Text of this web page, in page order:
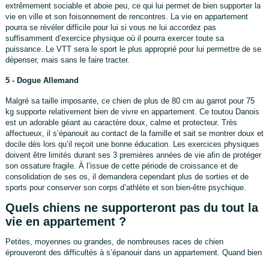
extrêmement sociable et aboie peu, ce qui lui permet de bien supporter la
vie en ville et son foisonnement de rencontres. La vie en appartement
pourra se révéler difficile pour lui si vous ne lui accordez pas
suffisamment d’exercice physique où il pourra exercer toute sa
puissance. Le VTT sera le sport le plus approprié pour lui permettre de se
dépenser, mais sans le faire tracter.
5 - Dogue Allemand
Malgré sa taille imposante, ce chien de plus de 80 cm au garrot pour 75
kg supporte relativement bien de vivre en appartement. Ce toutou Danois
est un adorable géant au caractère doux, calme et protecteur. Très
affectueux, il s’épanouit au contact de la famille et sait se montrer doux et
docile dès lors qu’il reçoit une bonne éducation. Les exercices physiques
doivent être limités durant ses 3 premières années de vie afin de protéger
son ossature fragile. À l’issue de cette période de croissance et de
consolidation de ses os, il demandera cependant plus de sorties et de
sports pour conserver son corps d’athlète et son bien-être psychique.
Quels chiens ne supporteront pas du tout la
vie en appartement ?
Petites, moyennes ou grandes, de nombreuses races de chien
éprouveront des difficultés à s’épanouir dans un appartement. Quand bien